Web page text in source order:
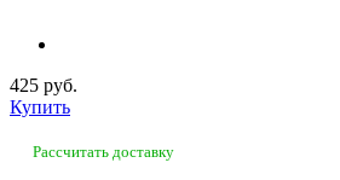
425 руб.
Купить
Рассчитать доставку